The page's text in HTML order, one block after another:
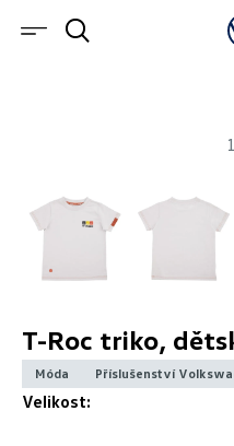
1
T-Roc triko,
Móda Příslušenství
Velikost: